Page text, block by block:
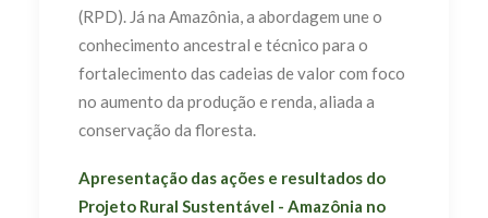
(RPD). Já na Amazônia, a abordagem une o
conhecimento ancestral e técnico para o
fortalecimento das cadeias de valor com foco
no aumento da produção e renda, aliada a
conservação da floresta.
Apresentação das ações e resultados do
Projeto Rural Sustentável - Amazônia no